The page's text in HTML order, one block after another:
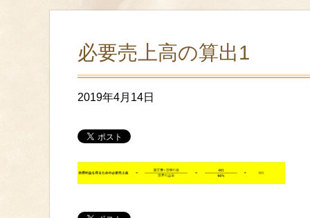
必要売上高の算出1
2019年4月14日